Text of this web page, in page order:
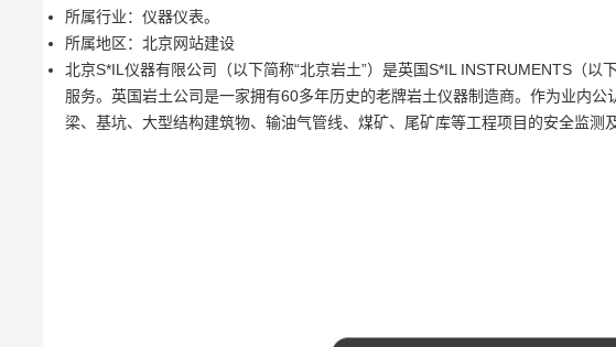
所属行业：仪器仪表。
所属地区：北京网站建设
北京S*IL仪器有限公司（以下简称“北京岩土”）是英国S*IL INSTRUMENTS（
服务。英国岩土公司是一家拥有60多年历史的老牌岩土仪器制造商。作为业内
梁、基坑、大型结构建筑物、输油气管线、煤矿、尾矿库等工程项目的安全监测